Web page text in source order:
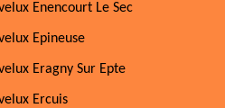
Enencourt Le Sec
Epineuse
Eragny Sur Epte
Ercuis